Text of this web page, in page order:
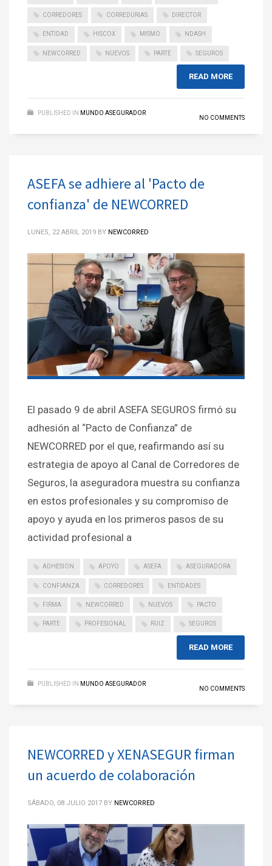
CORREDORES CORREDURIAS DIRECTOR
ENTIDAD HISCOX MISMO NDASH
NEWCORRED NUEVOS PARTE SEGUROS
READ MORE
PUBLISHED IN MUNDO ASEGURADOR
NO COMMENTS
ASEFA se adhiere al 'Pacto de
confianza' de NEWCORRED
LUNES, 22 ABRIL 2019 BY NEWCORRED
El pasado 9 de abril ASEFA SEGUROS firmó su
adhesión al “Pacto de Confianza” de
NEWCORRED por el que, reafirmando así su
estrategia de apoyo al Canal de Corredores de
Seguros, la aseguradora muestra su confianza
en estos profesionales y su compromiso de
apoyo y ayuda en los primeros pasos de su
actividad profesional a
ADHESION APOYO ASEFA ASEGURADORA
CONFIANZA CORREDORES ENTIDADES
FIRMA NEWCORRED NUEVOS PACTO
PARTE PROFESIONAL RUIZ SEGUROS
READ MORE
PUBLISHED IN MUNDO ASEGURADOR
NO COMMENTS
NEWCORRED y XENASEGUR firman
un acuerdo de colaboración
SÁBADO, 08 JULIO 2017 BY NEWCORRED